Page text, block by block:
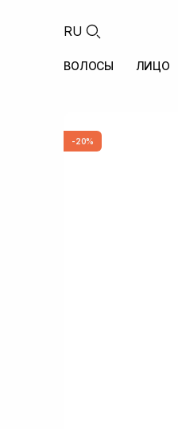
RU
ВОЛОСЫ ЛИЦО
-20%